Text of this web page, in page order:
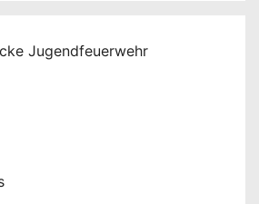
Jugendfeuerwehr